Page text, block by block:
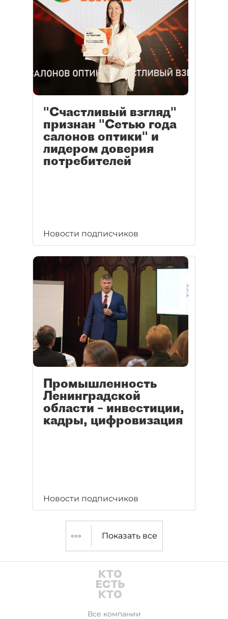
"Счастливый взгляд"
признан "Сетью года
салонов оптики" и
лидером доверия
потребителей
Новости подписчиков
Промышленность
Ленинградской
области – инвестиции,
кадры, цифровизация
Новости подписчиков
Показать все
Все компании